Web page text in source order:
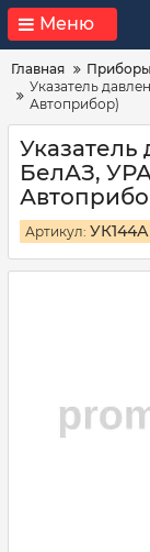
Меню
Главная Приборы
Указатель
Автоприбор)
БелАЗ,
Артикул: УК144А